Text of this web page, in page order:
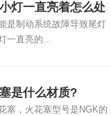
灯一直亮着怎么处
是制动系统故障导致尾灯
一直亮的...
是什么材质?
塞，火花塞型号是NGK的